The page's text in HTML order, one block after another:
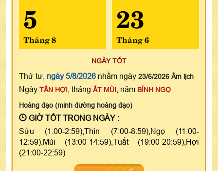
5
Tháng 8
23
Tháng 6
NGÀY TỐT
Thứ tư, ngày 5/8/2026 nhằm ngày 23/6/2026 Âm lịch
Ngày TÂN HỢI , tháng ẤT MÙI , năm BÍNH NGỌ
Hoàng đạo (minh đường hoàng đạo)
GIỜ TỐT TRONG NGÀY :
Sửu (1:00-2:59),Thìn (7:00-8:59),Ngọ (11:00-
12:59),Mùi (13:00-14:59),Tuất (19:00-20:59),Hợi
(21:00-22:59)